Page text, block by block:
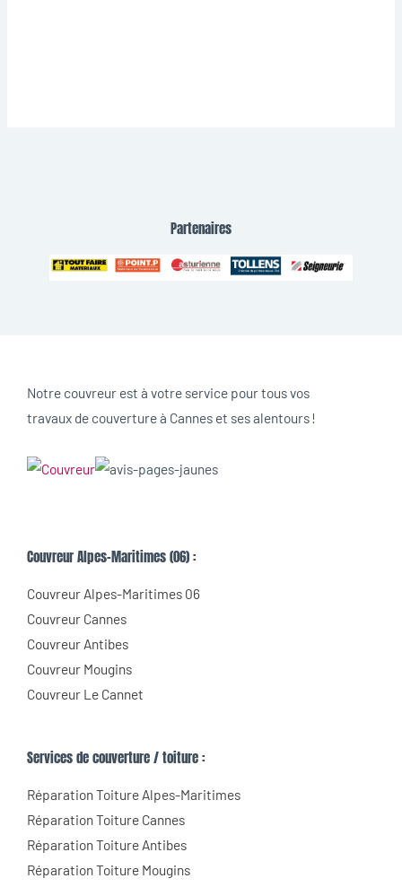
Partenaires
Notre couvreur est à votre service pour tous vos
travaux de couverture à Cannes et ses alentours !
Couvreur Alpes-Maritimes (06) :
Couvreur Alpes-Maritimes 06
Couvreur Cannes
Couvreur Antibes
Couvreur Mougins
Couvreur Le Cannet
Services de couverture / toiture :
Réparation Toiture Alpes-Maritimes
Réparation Toiture Cannes
Réparation Toiture Antibes
Réparation Toiture Mougins